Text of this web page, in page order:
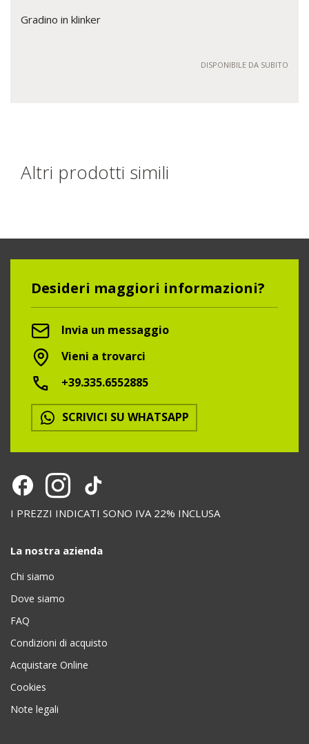
Gradino in klinker
DISPONIBILE DA SUBITO
Altri prodotti simili
Desideri maggiori informazioni?
Invia un messaggio
Vieni a trovarci
+39.335.6552885
SCRIVICI SU WHATSAPP
I PREZZI INDICATI SONO IVA 22% INCLUSA
La nostra azienda
Chi siamo
Dove siamo
FAQ
Condizioni di acquisto
Acquistare Online
Cookies
Note legali